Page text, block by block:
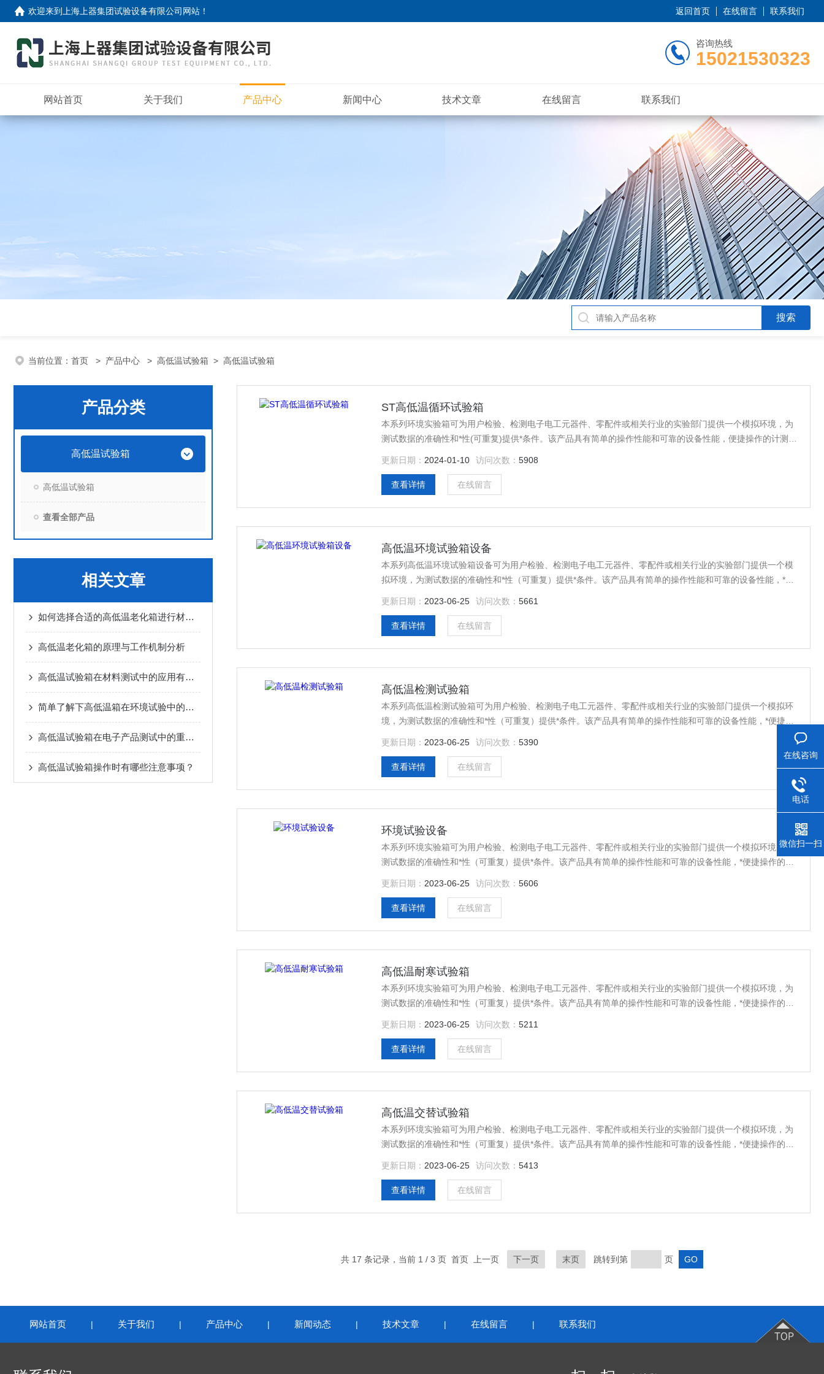
欢迎来到 上海上器集团试验设备有限公司网站 ！ 返回首页 在线留言 联系我们
咨询热线
15021530323
网站首页 关于我们 产品中心 新闻中心 技术文章 在线留言 联系我们
当前位置： 首页 > 产品中心 > 高低温试验箱 > 高低温试验箱
产品分类
高低温试验箱
高低温试验箱
查看全部产品
相关文章
如何选择合适的高低温老化箱进行材料测试
高低温老化箱的原理与工作机制分析
高低温试验箱在材料测试中的应用有哪些？
简单了解下高低温箱在环境试验中的应用
高低温试验箱在电子产品测试中的重要性和作用
高低温试验箱操作时有哪些注意事项？
ST高低温循环试验箱
本系列环境实验箱可为用户检验、检测电子电工元器件、零配件或相关行业的实验部门提供一个模拟环境，为
测试数据的准确性和*性(可重复)提供*条件。该产品具有简单的操作性能和可靠的设备性能，便捷操作的计测装
更新日期： 2024-01-10 访问次数： 5908
查看详情 在线留言
高低温环境试验箱设备
本系列高低温环境试验箱设备可为用户检验、检测电子电工元器件、零配件或相关行业的实验部门提供一个模
拟环境，为测试数据的准确性和*性（可重复）提供*条件。该产品具有简单的操作性能和可靠的设备性能，*便
更新日期： 2023-06-25 访问次数： 5661
查看详情 在线留言
高低温检测试验箱
本系列高低温检测试验箱可为用户检验、检测电子电工元器件、零配件或相关行业的实验部门提供一个模拟环
境，为测试数据的准确性和*性（可重复）提供*条件。该产品具有简单的操作性能和可靠的设备性能，*便捷操
更新日期： 2023-06-25 访问次数： 5390
查看详情 在线留言
环境试验设备
本系列环境实验箱可为用户检验、检测电子电工元器件、零配件或相关行业的实验部门提供一个模拟环境，为
测试数据的准确性和*性（可重复）提供*条件。该产品具有简单的操作性能和可靠的设备性能，*便捷操作的计
更新日期： 2023-06-25 访问次数： 5606
查看详情 在线留言
高低温耐寒试验箱
本系列环境实验箱可为用户检验、检测电子电工元器件、零配件或相关行业的实验部门提供一个模拟环境，为
测试数据的准确性和*性（可重复）提供*条件。该产品具有简单的操作性能和可靠的设备性能，*便捷操作的计
更新日期： 2023-06-25 访问次数： 5211
查看详情 在线留言
高低温交替试验箱
本系列环境实验箱可为用户检验、检测电子电工元器件、零配件或相关行业的实验部门提供一个模拟环境，为
测试数据的准确性和*性（可重复）提供*条件。该产品具有简单的操作性能和可靠的设备性能，*便捷操作的计
更新日期： 2023-06-25 访问次数： 5413
查看详情 在线留言
共 17 条记录，当前 1 / 3 页 首页 上一页 下一页 末页 跳转到第 页
网站首页 | 关于我们 | 产品中心 | 新闻动态 | 技术文章 | 在线留言 | 联系我们
在线咨询
电话
微信扫一扫